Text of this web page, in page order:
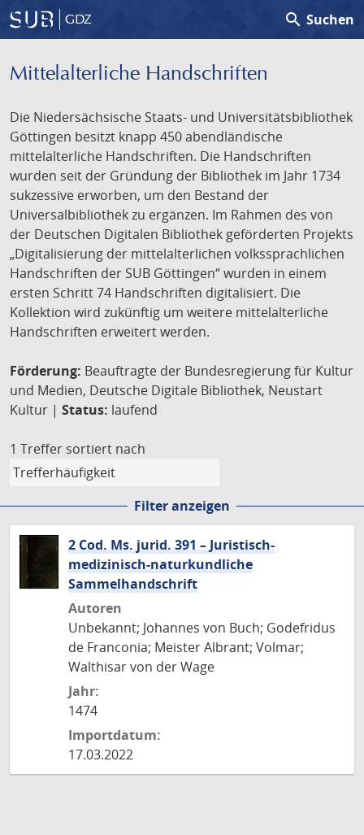
GDZ search Suchen
Mittelalterliche Handschriften
Die Niedersächsische Staats- und Universitätsbibliothek
Göttingen besitzt knapp 450 abendländische
mittelalterliche Handschriften. Die Handschriften
wurden seit der Gründung der Bibliothek im Jahr 1734
sukzessive erworben, um den Bestand der
Universalbibliothek zu ergänzen. Im Rahmen des von
der Deutschen Digitalen Bibliothek geförderten Projekts
„Digitalisierung der mittelalterlichen volkssprachlichen
Handschriften der SUB Göttingen“ wurden in einem
ersten Schritt 74 Handschriften digitalisiert. Die
Kollektion wird zukünftig um weitere mittelalterliche
Handschriften erweitert werden.
Förderung: Beauftragte der Bundesregierung für Kultur
und Medien, Deutsche Digitale Bibliothek, Neustart
Kultur | Status: laufend
1 Treffer sortiert nach
Filter anzeigen
2 Cod. Ms. jurid. 391 – Juristisch-
medizinisch-naturkundliche
Sammelhandschrift
Autoren
Unbekannt; Johannes von Buch; Godefridus
de Franconia; Meister Albrant; Volmar;
Walthisar von der Wage
Jahr:
1474
Importdatum:
17.03.2022